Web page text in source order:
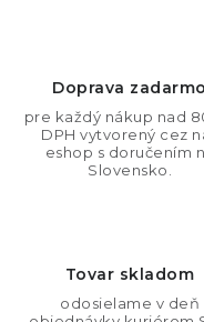
Doprava zadarmo
pre každý nákup nad
DPH vytvorený cez
eshop s doručením
Slovensko.
Tovar skladom
odosielame v deň